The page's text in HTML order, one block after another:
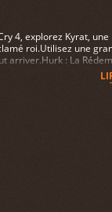
4, explorez Kyrat, une
roi.Utilisez une
arriver.Hurk : La
Hurk dans 3 missions
récupérer un artefact
en beauté dans
arme exclusive: «The
vos ennemis avec